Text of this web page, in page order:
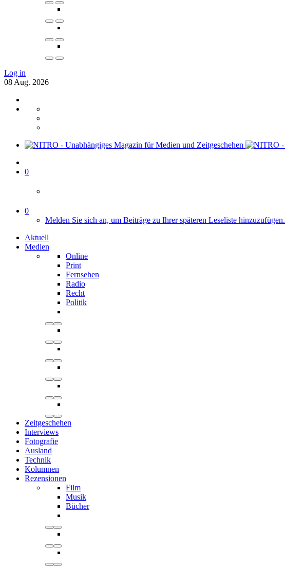
Log in
08 Aug. 2026
0
0
Melden Sie sich an, um Beiträge zu Ihrer späteren Leseliste hinzuzufügen.
Aktuell
Medien
Online
Print
Fernsehen
Radio
Recht
Politik
Zeitgeschehen
Interviews
Fotografie
Ausland
Technik
Kolumnen
Rezensionen
Film
Musik
Bücher